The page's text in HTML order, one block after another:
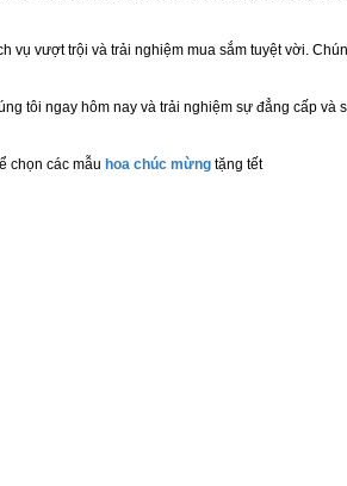
vượt trội và trải nghiệm mua sắm tuyệt vời.
tôi ngay hôm nay và trải nghiệm sự đẳng cấp và
chọn các mẫu hoa chúc mừng tặng tết